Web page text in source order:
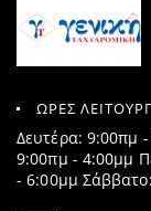
ΩΡΕΣ
Δευτέρα: 9:00πμ
9:00πμ - 4:00μμ
- 6:00μμ